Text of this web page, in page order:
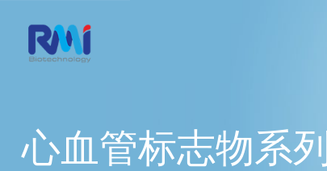
心血管标志物系列